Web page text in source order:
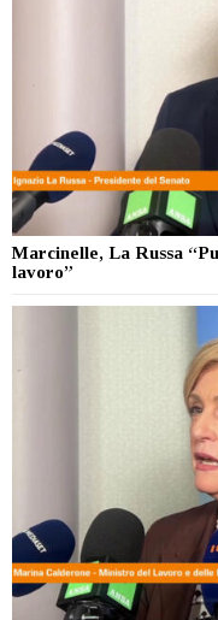
Marcinelle, La Russa
lavoro”